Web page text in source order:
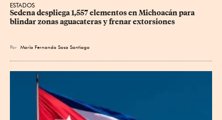
ESTADOS
Sedena despliega 1,557 elementos en Michoacán para
blindar zonas aguacateras y frenar extorsiones
Por María Fernanda Sosa Santiago